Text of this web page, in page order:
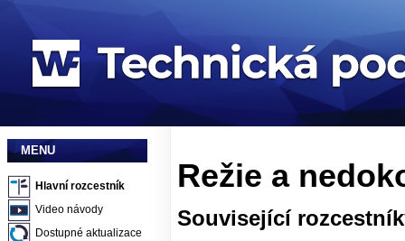
MENU
Hlavní rozcestník
Video návody
Dostupné aktualizace
Režie a
Související